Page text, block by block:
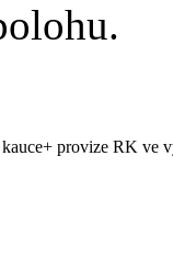
provize RK ve